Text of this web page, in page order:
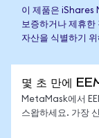
이 제품은 iShares
보증하거나 제휴한
자산을 식별하기
몇 초 만에
MetaMask에서
스왑하세요. 가장